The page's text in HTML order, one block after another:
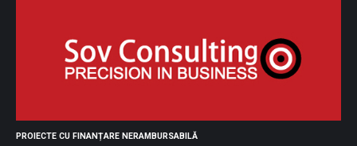
PROIECTE CU FINANȚARE NERAMBURSABILĂ